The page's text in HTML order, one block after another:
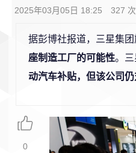
2025年03月05日 18:25 327
据彭博社报道，三星集
座制造工厂的可能性。三
动汽车补贴，但该公司
0